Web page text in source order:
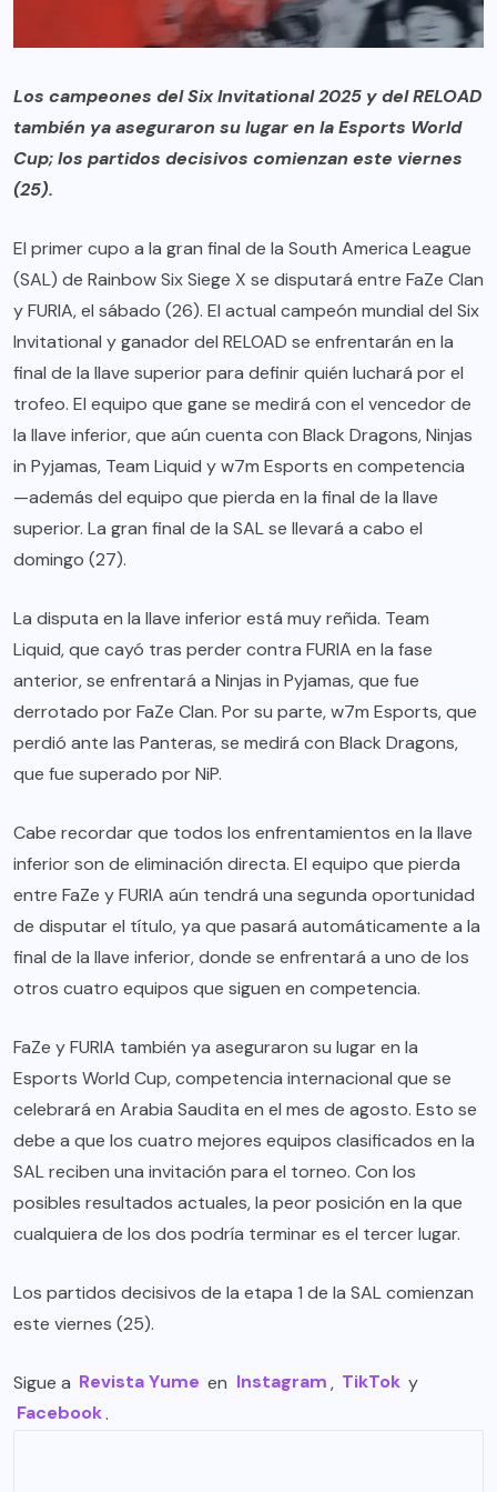
Los campeones del Six Invitational 2025 y del RELOAD
también ya aseguraron su lugar en la Esports World
Cup; los partidos decisivos comienzan este viernes
(25).
El primer cupo a la gran final de la South America League
(SAL) de Rainbow Six Siege X se disputará entre FaZe Clan
y FURIA, el sábado (26). El actual campeón mundial del Six
Invitational y ganador del RELOAD se enfrentarán en la
final de la llave superior para definir quién luchará por el
trofeo. El equipo que gane se medirá con el vencedor de
la llave inferior, que aún cuenta con Black Dragons, Ninjas
in Pyjamas, Team Liquid y w7m Esports en competencia
—además del equipo que pierda en la final de la llave
superior. La gran final de la SAL se llevará a cabo el
domingo (27).
La disputa en la llave inferior está muy reñida. Team
Liquid, que cayó tras perder contra FURIA en la fase
anterior, se enfrentará a Ninjas in Pyjamas, que fue
derrotado por FaZe Clan. Por su parte, w7m Esports, que
perdió ante las Panteras, se medirá con Black Dragons,
que fue superado por NiP.
Cabe recordar que todos los enfrentamientos en la llave
inferior son de eliminación directa. El equipo que pierda
entre FaZe y FURIA aún tendrá una segunda oportunidad
de disputar el título, ya que pasará automáticamente a la
final de la llave inferior, donde se enfrentará a uno de los
otros cuatro equipos que siguen en competencia.
FaZe y FURIA también ya aseguraron su lugar en la
Esports World Cup, competencia internacional que se
celebrará en Arabia Saudita en el mes de agosto. Esto se
debe a que los cuatro mejores equipos clasificados en la
SAL reciben una invitación para el torneo. Con los
posibles resultados actuales, la peor posición en la que
cualquiera de los dos podría terminar es el tercer lugar.
Los partidos decisivos de la etapa 1 de la SAL comienzan
este viernes (25).
Sigue a Revista Yume en Instagram, TikTok y
Facebook.